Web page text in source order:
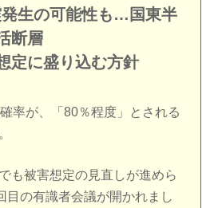
生の可能性も…国東半
断層
定に盛り込む方針
率が、「80％程度」とされる
も被害想定の見直しが進めら
目の有識者会議が開かれまし